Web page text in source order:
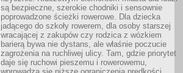
są bezpieczne, szerokie chodniki i sensownie
poprowadzone ścieżki rowerowe. Dla dziecka
jadącego do szkoły rowerem, dla osoby starszej
wracającej z zakupów czy rodzica z wózkiem
barierą bywa nie dystans, ale właśnie poczucie
zagrożenia na ruchliwej ulicy. Tam, gdzie priorytet
daje się ruchowi pieszemu i rowerowemu,